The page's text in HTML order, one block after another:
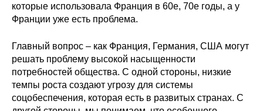
которые использовала Франция в 60е, 70е годы, а у
Франции уже есть проблема.
Главный вопрос – как Франция, Германия, США могут
решать проблему высокой насыщенности
потребностей общества. С одной стороны, низкие
темпы роста создают угрозу для системы
соцобеспечения, которая есть в развитых странах. С